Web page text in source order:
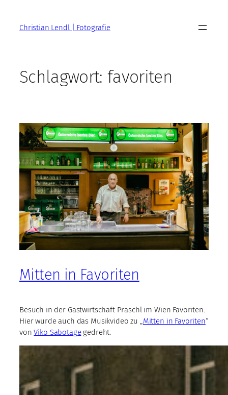
springenChristian Lendl | Fotografie
Schlagwort: favoriten
Mitten in Favoriten
Besuch in der Gastwirtschaft Praschl im Wien Favoriten.
Hier wurde auch das Musikvideo zu „Mitten in Favoriten“
vonViko Sabotagegedreht.